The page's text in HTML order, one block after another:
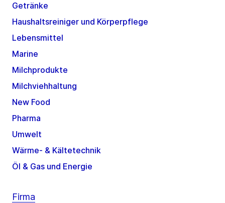
Getränke
Haushaltsreiniger und Körperpflege
Lebensmittel
Marine
Milchprodukte
Milchviehhaltung
New Food
Pharma
Umwelt
Wärme- & Kältetechnik
Öl & Gas und Energie
Firma